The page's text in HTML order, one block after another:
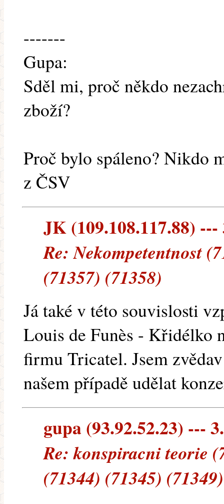
-------
Gupa:
Sděl mi, proč někdo
zboží?
Proč bylo spáleno? Nikdo
z ČSV
JK (109.108.117.88) ---
Re: Nekompetentnost
(71357) (71358)
Já také v této souvislosti
Louis de Funès - Křidélko
firmu Tricatel. Jsem
našem případě udělat
gupa (93.92.52.23) ---
Re: konspiracni teorie
(71344) (71345)